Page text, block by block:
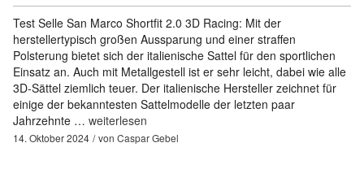
Test Selle San Marco Shortfit 2.0 3D Racing: Mit der
herstellertypisch großen Aussparung und einer straffen
Polsterung bietet sich der italienische Sattel für den sportlichen
Einsatz an. Auch mit Metallgestell ist er sehr leicht, dabei wie alle
3D-Sättel ziemlich teuer. Der italienische Hersteller zeichnet für
einige der bekanntesten Sattelmodelle der letzten paar
Jahrzehnte … weiterlesen
14. Oktober 2024 von Caspar Gebel